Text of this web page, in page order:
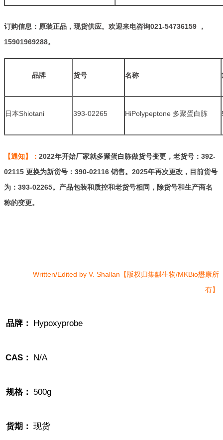
订购信息：原装正品，现货供应。欢迎来电咨询021-54736159 ，
15901969288。
品牌 货号 名称
日本Shiotani 393-02265 HiPolypeptone 多聚蛋白胨
【通知】： 2022年开始厂家就多聚蛋白胨做货号变更，老货号： 392-
02115 更换为新货号：390-02116 销售。2025年再次更改，目前货号
为：393-02265。产品包装和质控和老货号相同，除货号和生产商名
称的变更。
— —Written/Edited by V. Shallan【版权归集麒生物/MKBio懋康所
有】
品牌： Hypoxyprobe
CAS： N/A
规格： 500g
货期： 现货